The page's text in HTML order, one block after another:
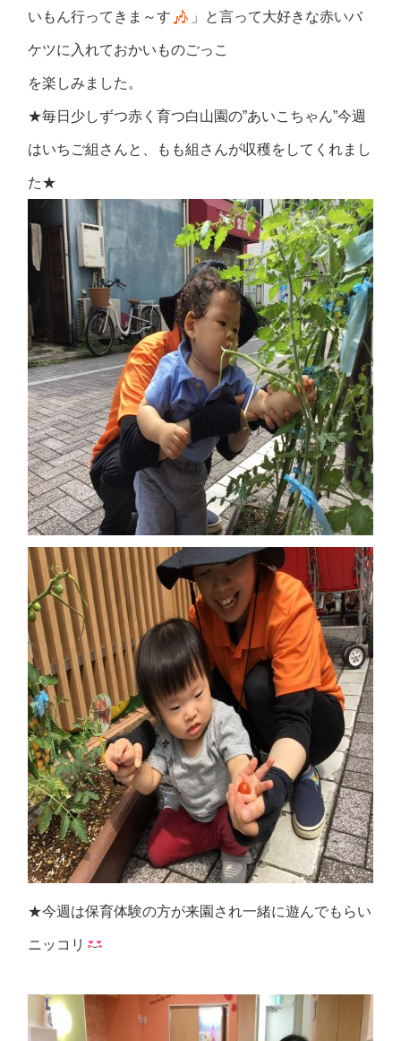
いもん行ってきま～す 」と言って大好きな赤いバ
ケツに入れておかいものごっこ
を楽しみました。
★毎日少しずつ赤く育つ白山園の”あいこちゃん”今週
はいちご組さんと、もも組さんが収穫をしてくれまし
た★
★今週は保育体験の方が来園され一緒に遊んでもらい
ニッコリ